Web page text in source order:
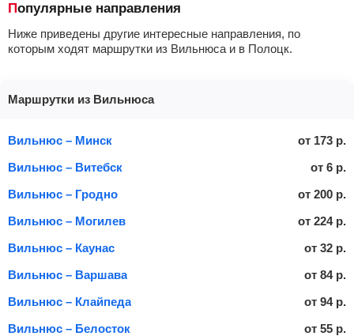
Популярные направления
Ниже приведены другие интересные направления, по
которым ходят маршрутки из Вильнюса и в Полоцк.
Маршрутки из Вильнюса
Вильнюс – Минск от 173 р.
Вильнюс – Витебск
от 6 р.
Вильнюс – Гродно
от 200 р.
Вильнюс – Могилев
от 224 р.
Вильнюс – Каунас
от 32 р.
Вильнюс – Варшава
от 84 р.
Вильнюс – Клайпеда
от 94 р.
Вильнюс – Белосток
от 55 р.